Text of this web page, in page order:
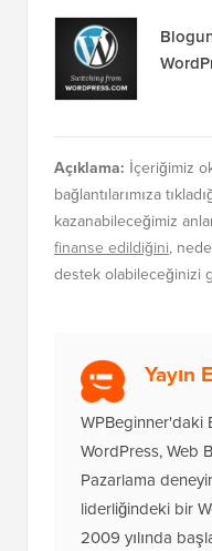
Açıklama:İçeriğimiz
bağlantılarımıza
kazanabileceğimiz
finanse edildiğini,
WPBeginner'daki
WordPress, Web
Pazarlama
liderliğindeki bir